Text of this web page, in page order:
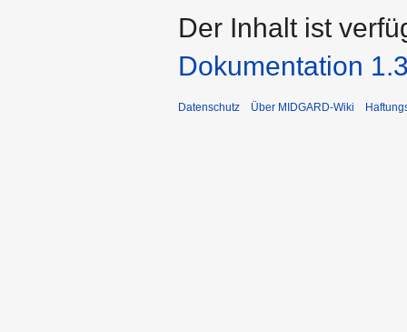
Der Inhalt ist
Dokumentation
Datenschutz Über MIDGARD-Wiki